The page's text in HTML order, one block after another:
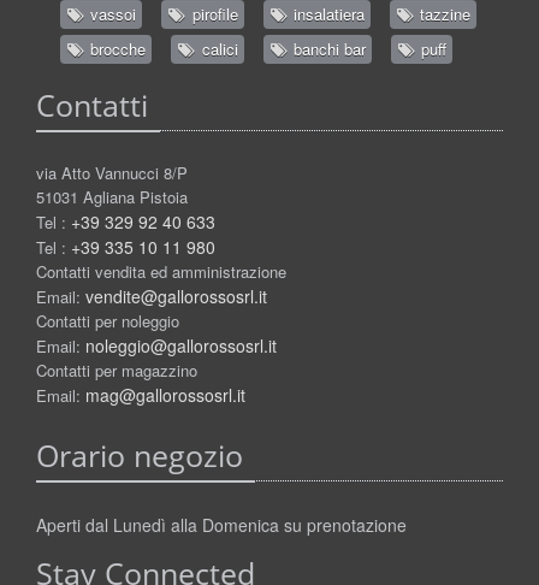
vassoi
pirofile insalatiera
tazzine
brocche
calici banchi bar puff
Contatti
via Atto Vannucci 8/P
51031 Agliana Pistoia
Tel : +39 329 92 40 633
Tel : +39 335 10 11 980
Contatti vendita ed amministrazione
Email: vendite@gallorossosrl.it
Contatti per noleggio
Email: noleggio@gallorossosrl.it
Contatti per magazzino
Email: mag@gallorossosrl.it
Orario negozio
Aperti dal Lunedì alla Domenica su prenotazione
Stay Connected